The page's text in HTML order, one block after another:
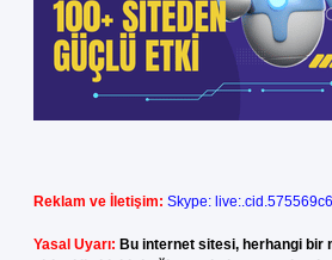
Reklam ve İletişim: Skype:
Yasal Uyarı: Bu internet sitesi, herhangi bir